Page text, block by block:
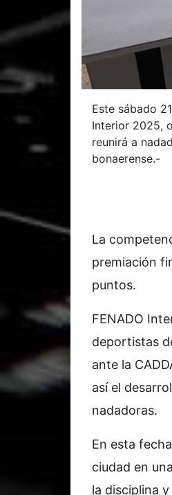
Este sábado
Interior 2025,
reunirá a
bonaerense.-
La
premiación
puntos.
FENADO
deportistas
ante la
así el
nadadoras.
En esta
ciudad en
la disciplina